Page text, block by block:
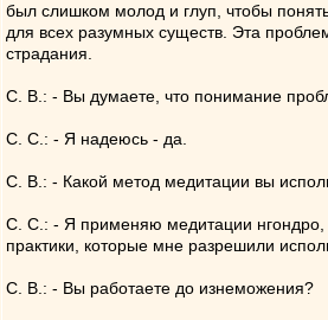
был слишком молод и глуп, чтобы
для всех разумных существ. Эта
страдания.
С. В.: - Вы думаете, что понимание
С. С.: - Я надеюсь - да.
С. В.: - Какой метод медитации вы
С. С.: - Я применяю медитации нгондро,
практики, которые мне разрешили
С. В.: - Вы работаете до изнеможения?